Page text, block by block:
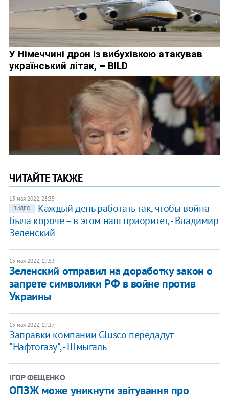
ЧИТАЙТЕ ТАКЖЕ
13 мая 2022, 23:35
ВИДЕО
Каждый день работать так, чтобы война
была короче – в этом наш приоритет, - Владимир
Зеленский
13 мая 2022, 19:53
Зеленский отправил на доработку закон о
запрете символики РФ в войне против
Украины
13 мая 2022, 19:17
Заправки компании Glusco передадут
"Нафтогазу", - Шмыгаль
ІГОР ФЕЩЕНКО
ОПЗЖ може уникнути звітування про